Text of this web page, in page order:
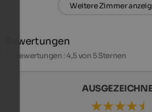
Weitere Zimmer
Bewertungen
Bewertungen : 4,5 von 5 Sternen